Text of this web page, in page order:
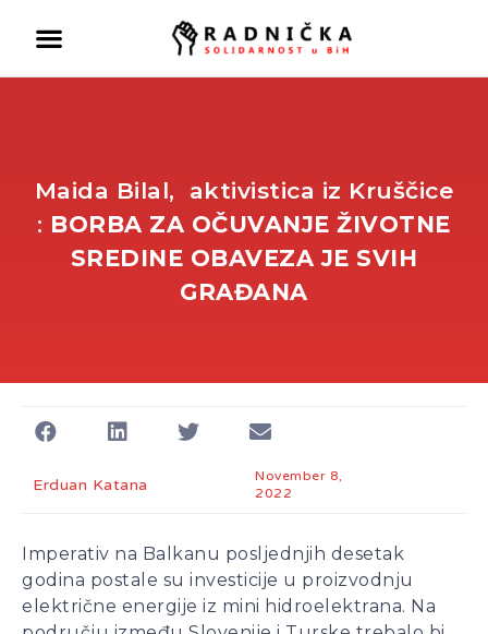
Doktori odlaze, vlast odbija
pregovore
Ako se ugasi željezara u
Maida Bilal, aktivistica iz Kruščice
: BORBA ZA OČUVANJE ŽIVOTNE
SREDINE OBAVEZA JE SVIH
GRAĐANA
Erduan Katana
November 8,
2022
Imperativ na Balkanu posljednjih desetak
godina postale su investicije u proizvodnju
električne energije iz mini hidroelektrana. Na